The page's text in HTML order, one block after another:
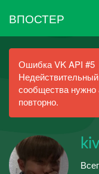
ВПОСТЕР
Ошибка VK API #5
сообщества нужно
повторно.